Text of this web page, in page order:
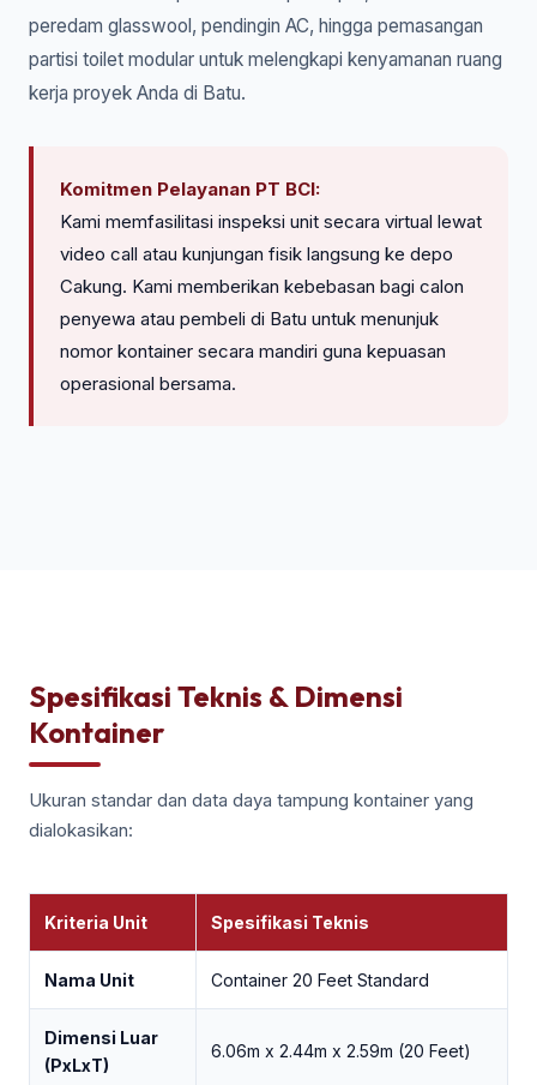
peredam glasswool, pendingin AC, hingga pemasangan
partisi toilet modular untuk melengkapi kenyamanan ruang
kerja proyek Anda di Batu.
Komitmen Pelayanan PT BCI:
Kami memfasilitasi inspeksi unit secara virtual lewat
video call atau kunjungan fisik langsung ke depo
Cakung. Kami memberikan kebebasan bagi calon
penyewa atau pembeli di Batu untuk menunjuk
nomor kontainer secara mandiri guna kepuasan
operasional bersama.
Spesifikasi Teknis & Dimensi
Kontainer
Ukuran standar dan data daya tampung kontainer yang
dialokasikan:
Kriteria Unit Spesifikasi Teknis
Nama Unit Container 20 Feet Standard
Dimensi Luar
(PxLxT)
6.06m x 2.44m x 2.59m (20 Feet)